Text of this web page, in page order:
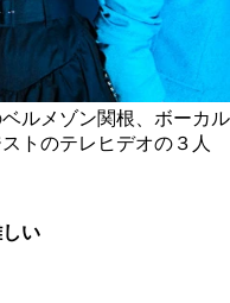
ルメゾン関根、ボーカル
トのテレヒデオの３人
い